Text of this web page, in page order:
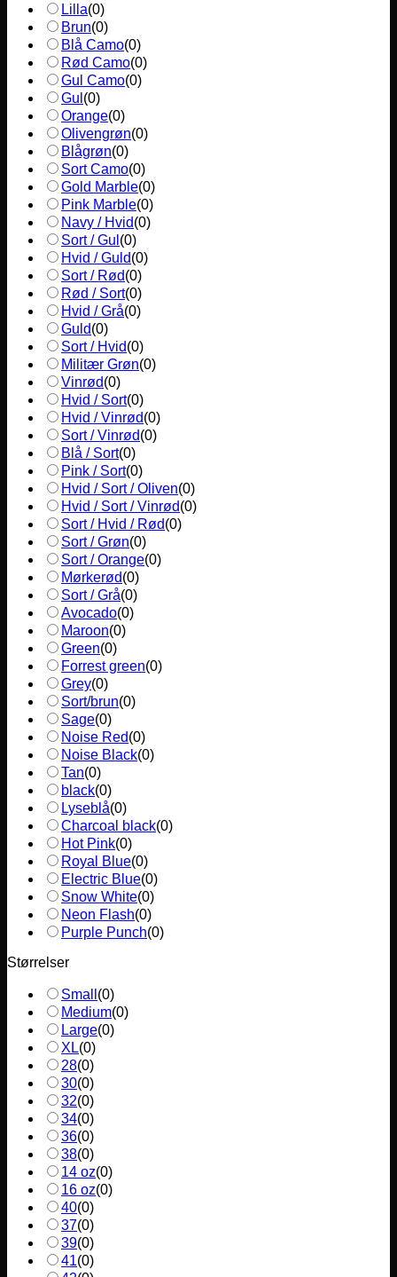
Lilla(0)
Brun(0)
Blå Camo(0)
Rød Camo(0)
Gul Camo(0)
Gul (0)
Orange(0)
Olivengrøn(0)
Blågrøn(0)
Sort Camo(0)
Gold Marble(0)
Pink Marble(0)
Navy / Hvid(0)
Sort / Gul (0)
Hvid / Guld(0)
Sort / Rød(0)
Rød / Sort(0)
Hvid / Grå(0)
Guld(0)
Sort / Hvid(0)
Militær Grøn(0)
Vinrød(0)
Hvid / Sort(0)
Hvid / Vinrød(0)
Sort / Vinrød(0)
Blå / Sort(0)
Pink / Sort(0)
Hvid / Sort / Oliven(0)
Hvid / Sort / Vinrød(0)
Sort / Hvid / Rød(0)
Sort / Grøn(0)
Sort / Orange(0)
Mørkerød(0)
Sort / Grå(0)
Avocado(0)
Maroon(0)
Green(0)
Forrest green(0)
Grey(0)
Sort/brun(0)
Sage(0)
Noise Red(0)
Noise Black(0)
Tan(0)
black(0)
Lyseblå(0)
Charcoal black(0)
Hot Pink(0)
Royal Blue(0)
Electric Blue(0)
Snow White(0)
Neon Flash(0)
Purple Punch(0)
Størrelser
Small (0)
Medium(0)
Large(0)
XL(0)
28(0)
30(0)
32(0)
34(0)
36(0)
38(0)
14 oz(0)
16 oz(0)
40(0)
37(0)
39(0)
41(0)